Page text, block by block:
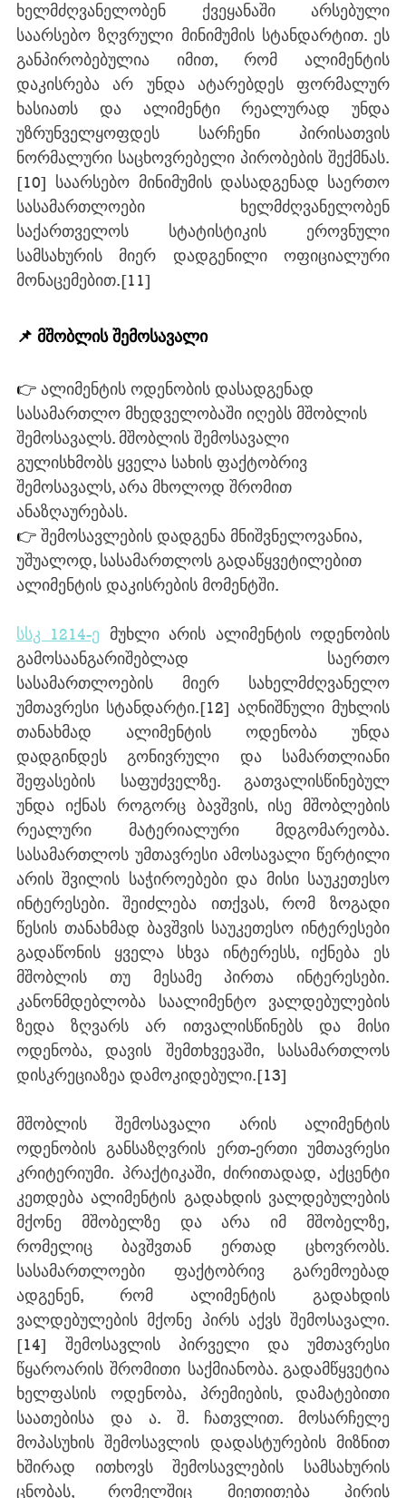
ხელმძღვანელობენ ქვეყანაში არსებული
საარსებო ზღვრული მინიმუმის სტანდარტით. ეს
განპირობებულია იმით, რომ ალიმენტის
დაკისრება არ უნდა ატარებდეს ფორმალურ
ხასიათს და ალიმენტი რეალურად უნდა
უზრუნველყოფდეს სარჩენი პირისათვის
ნორმალური საცხოვრებელი პირობების შექმნას.
[10] საარსებო მინიმუმის დასადგენად საერთო
სასამართლოები ხელმძღვანელობენ
საქართველოს სტატისტიკის ეროვნული
სამსახურის მიერ დადგენილი ოფიციალური
მონაცემებით.[11]
📌 მშობლის შემოსავალი
👉 ალიმენტის ოდენობის დასადგენად
სასამართლო მხედველობაში იღებს მშობლის
შემოსავალს. მშობლის შემოსავალი
გულისხმობს ყველა სახის ფაქტობრივ
შემოსავალს, არა მხოლოდ შრომით
ანაზღაურებას.
👉 შემოსავლების დადგენა მნიშვნელოვანია,
უშუალოდ, სასამართლოს გადაწყვეტილებით
ალიმენტის დაკისრების მომენტში.
სსკ 1214-ე მუხლი არის ალიმენტის ოდენობის
გამოსაანგარიშებლად საერთო
სასამართლოების მიერ სახელმძღვანელო
უმთავრესი სტანდარტი.[12] აღნიშნული მუხლის
თანახმად ალიმენტის ოდენობა უნდა
დადგინდეს გონივრული და სამართლიანი
შეფასების საფუძველზე. გათვალისწინებულ
უნდა იქნას როგორც ბავშვის, ისე მშობლების
რეალური მატერიალური მდგომარეობა.
სასამართლოს უმთავრესი ამოსავალი წერტილი
არის შვილის საჭიროებები და მისი საუკეთესო
ინტერესები. შეიძლება ითქვას, რომ ზოგადი
წესის თანახმად ბავშვის საუკეთესო ინტერესები
გადაწონის ყველა სხვა ინტერესს, იქნება ეს
მშობლის თუ მესამე პირთა ინტერესები.
კანონმდებლობა საალიმენტო ვალდებულების
ზედა ზღვარს არ ითვალისწინებს და მისი
ოდენობა, დავის შემთხვევაში, სასამართლოს
დისკრეციაზეა დამოკიდებული.[13]
მშობლის შემოსავალი არის ალიმენტის
ოდენობის განსაზღვრის ერთ-ერთი უმთავრესი
კრიტერიუმი. პრაქტიკაში, ძირითადად, აქცენტი
კეთდება ალიმენტის გადახდის ვალდებულების
მქონე მშობელზე და არა იმ მშობელზე,
რომელიც ბავშვთან ერთად ცხოვრობს.
სასამართლოები ფაქტობრივ გარემოებად
ადგენენ, რომ ალიმენტის გადახდის
ვალდებულების მქონე პირს აქვს შემოსავალი.
[14] შემოსავლის პირველი და უმთავრესი
წყაროარის შრომითი საქმიანობა. გადამწყვეტია
ხელფასის ოდენობა, პრემიების, დამატებითი
საათებისა და ა. შ. ჩათვლით. მოსარჩელე
მოპასუხის შემოსავლის დადასტურების მიზნით
ხშირად ითხოვს შემოსავლების სამსახურის
ცნობას, რომელშიც მიეთითება პირის